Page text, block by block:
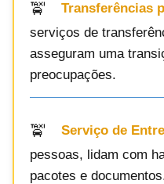
Transferências
serviços de
asseguram uma
preocupações.
Serviço de
pessoas, lidam com
pacotes e